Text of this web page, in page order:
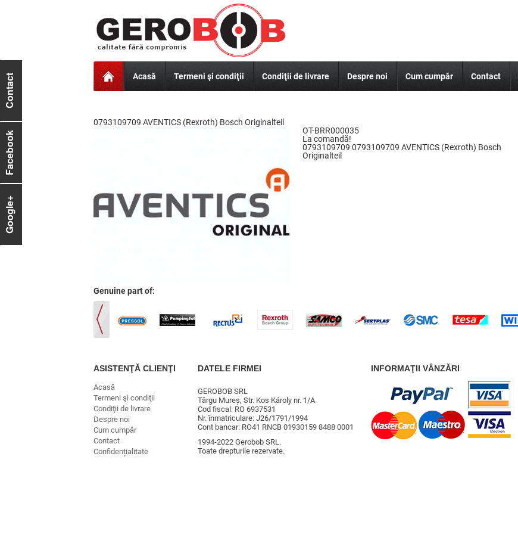
Acasă Termeni şi condiţii Condiţii de livrare Despre noi Cum cumpăr Contact
Contact
Facebook
Google+
0793109709 AVENTICS (Rexroth) Bosch Originalteil
OT-BRR000035
La comandă!
0793109709 0793109709 AVENTICS (Rexroth) Bosch
Originalteil
Genuine part of:
ASISTENŢĂ CLIENŢI
Acasă
Termeni şi condiţii
Condiţii de livrare
Despre noi
Cum cumpăr
Contact
Confidențialitate
DATELE FIRMEI
GEROBOB SRL
Târgu Mureș, Str. Kos Károly nr. 1/A
Cod fiscal: RO 6937531
Nr. înmatriculare: J26/1791/1994
Cont bancar: RO41 RNCB 01930159 8488 0001
1994-2022 Gerobob SRL.
Toate drepturile rezervate.
INFORMAŢII VÂNZĂRI